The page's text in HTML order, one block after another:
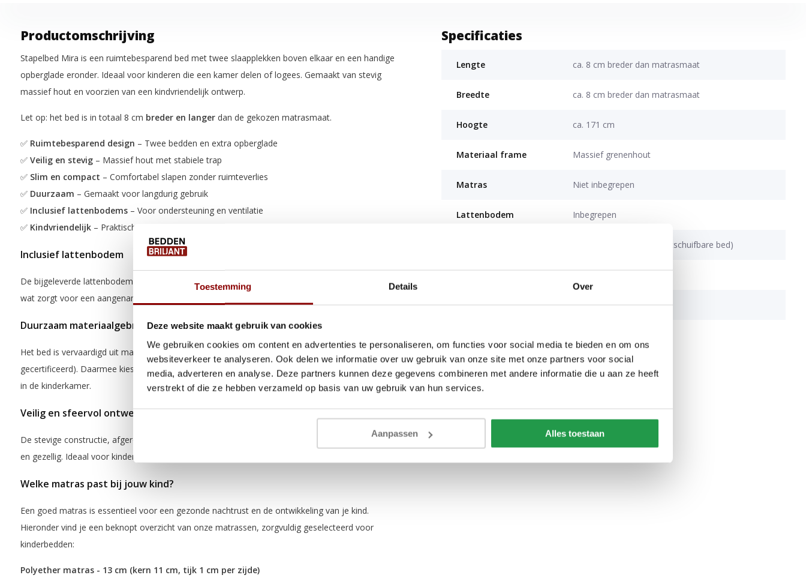
Toestemming Details Over
Deze website maakt gebruik van cookies
We gebruiken cookies om content en advertenties te personaliseren, om functies voor social media te bieden en om ons
websiteverkeer te analyseren. Ook delen we informatie over uw gebruik van onze site met onze partners voor social
media, adverteren en analyse. Deze partners kunnen deze gegevens combineren met andere informatie die u aan ze heeft
verstrekt of die ze hebben verzameld op basis van uw gebruik van hun services.
Aanpassen Alles toestaan
Productomschrijving
Stapelbed Mira is een ruimtebesparend bed met twee slaapplekken boven elkaar en een handige
opberglade eronder. Ideaal voor kinderen die een kamer delen of logees. Gemaakt van stevig
massief hout en voorzien van een kindvriendelijk ontwerp.
Let op: het bed is in totaal 8 cm breder en langerdan de gekozen matrasmaat.
✅ Ruimtebesparend design – Twee bedden en extra opberglade
✅ Veilig en stevig– Massief hout met stabiele trap
✅ Slim en compact – Comfortabel slapen zonder ruimteverlies
✅ Duurzaam – Gemaakt voor langdurig gebruik
✅ Inclusief lattenbodems– Voor ondersteuning en ventilatie
✅ Kindvriendelijk– Praktisch en gezellig voor elke kinderkamer
Inclusief lattenbodem
De bijgeleverde lattenbodems bieden uitstekende ondersteuning en bevorderen de luchtcirculatie,
wat zorgt voor een aangename en gezonde slaapomgeving voor de kinderen.
Duurzaam materiaalgebruik
Het bed is vervaardigd uit massief grenenhout afkomstig uit verantwoord beheerde bossen (FSC
gecertificeerd). Daarmee kies je voor kwaliteit én voor een milieuvriendelijke en bewuste oplossing
in de kinderkamer.
Veilig en sfeervol ontwerp
De stevige constructie, afgeronde hoeken en kindvriendelijke afwerking maken dit stapelbed veilig
en gezellig. Ideaal voor kinderen die samen slapen, maar toch een eigen plekje willen.
Welke matras past bij jouw kind?
Een goed matras is essentieel voor een gezonde nachtrust en de ontwikkeling van je kind.
Hieronder vind je een beknopt overzicht van onze matrassen, zorgvuldig geselecteerd voor
kinderbedden:
Polyether matras - 13 cm (kern 11 cm, tijk 1 cm per zijde)
Specificaties
Lengte ca. 8 cm breder dan matrasmaat
Breedte ca. 8 cm breder dan matrasmaat
Hoogte ca. 171 cm
Materiaal frame Massief grenenhout
Matras Niet inbegrepen
Lattenbodem Inbegrepen
13 cm / 8 cm (voor het uitschuifbare bed)
Maximale belasting ca. 100 kg per slaapdek
Montagehandleiding Inbegrepen